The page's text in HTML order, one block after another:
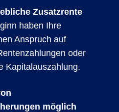
Zusatzrente
haben Ihre
Anspruch auf
oder
Kapitalauszahlung.
möglich